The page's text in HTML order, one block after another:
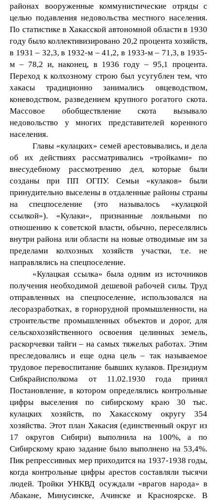
районах вооруженные коммунистические отряды с
целью подавления недовольства местного населения.
По статистике в Хакасской автономной области в 1930
году было коллективизировано 20,2 процента хозяйств,
в 1931 – 32,3, в 1932-м – 41,2, в 1933-м – 71,3, в 1935-
м – 78,2 и, наконец, в 1936 году – 95,1 процента.
Переход к колхозному строю был усугублен тем, что
хакасы традиционно занимались овцеводством,
коневодством, разведением крупного рогатого скота.
Массовое обобществление скота вызывало
недовольство у многих представителей коренного
населения.
Главы «кулацких» семей арестовывались, и дела
об их действиях рассматривались «тройками» по
внесудебному рассмотрению дел, которые были
созданы при ПП ОГПУ. Семьи «кулаков» были
принудительно выселены в отдаленные районы страны
на спецпоселение (это называлось «кулацкой
ссылкой»). «Кулаки», признанные лояльными по
отношению к советской власти, обычно, переселялись
внутри района или области на новые отводимые им за
пределами колхозных хозяйств участки, т.е. не
направлялись на спецпоселение.
«Кулацкая ссылка» была одним из источников
получения необходимой дешевой рабочей силы. Труд
отправленных на спецпоселение, использовался на
лесоразработках, в горнорудной промышленности, на
строительстве промышленных объектов и дорог, для
сельскохозяйственного освоения целинных земель,
раскорчевки тайги – на самых тяжелых работах. Этим
преследовались и еще одна цель – так называемое
трудовое перевоспитание бывших кулаков. Президиум
Сибкрайисполкома от 11.02.1930 года принял
Постановление, в котором определялись контрольные
цифры выселения по сибирскому краю 30 тыс.
кулацких хозяйств, по Хакасскому округу 354
хозяйства. Этот план Хакасия (единственный округ из
17 округов Сибири) выполнила на 100%, а по
Сибирскому краю задание было выполнено на 53,4%.
Пик репрессивных мер приходится на 1937-1938 годы,
когда контрольные цифры арестов составляли тысячи
людей. Тройки УНКВД осуждали «врагов народа» в
Абакане, Минусинске, Ачинске и Красноярске. В